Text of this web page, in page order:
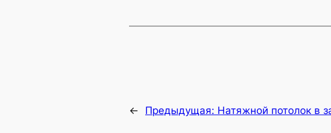
← Предыдущая: Натяжной потолок в